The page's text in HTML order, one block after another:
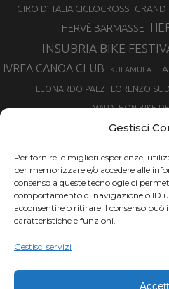
Gestisci
Per fornire le migliori esperienze,
per memorizzare e/o accedere alle
consenso a queste tecnologie ci
comportamento di navigazione o ID
acconsentire o ritirare il consenso
caratteristiche e funzioni.
Gestisci servizi
GIRO D’ITALIA CICLOCROSS GRAND
HERVÈ BARMASSE
INSUBRIA BIKE
IVREA CANOA CLUB KULAMULA
LEONARDO PAEZ LORENZO
MARATHON BIKE
MARCO
MARTINO FRUET MATHIEU VAN DER
MIRKO CELESTINO
PARCO NAZIONALE GRAN
SIMONE MORO